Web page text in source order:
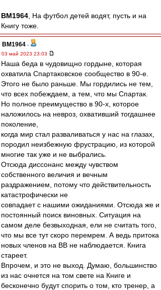
BM1964 , На футбол детей водят, пусть и на
Книгу тоже.
BM1964 -
03 май 2023 23:03
Наша беда в чудовищно гордыне, которая
охватила Спартаковское сообщество в 90-е.
Этого не было раньше. Мы гордились не тем,
что всех побеждаем, а тем, что мы Спартак.
Но полное преимущество в 90-х, которое
наложилось на невроз, охвативший тогдашнее
поколение,
когда мир стал разваливаться у нас на глазах,
породил неизбежную фрустрацию, из которой
многие так уже и не выбрались.
Отсюда диссонанс между чувством
собственного величия и вечным
раздражением, потому что действительность
катастрофически не
совпадает с нашими ожиданиями. Отсюда же и
постоянный поиск виновных. Ситуация на
самом деле безвыходная, ели не считать того,
что мы все тут скоро перемрем. А ведь притока
новых членов на ВВ не наблюдается. Книга
стареет.
Впрочем, и это не выход. Думаю, большинство
из нас очнется на том свете на Книге и
бесконечно будут спорить о том, кто тренер, а